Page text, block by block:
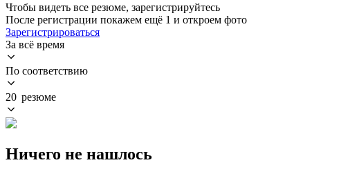
Чтобы видеть все резюме, зарегистрируйтесь
После регистрации покажем ещё 1 и откроем фото
Зарегистрироваться
За всё время
По соответствию
20 резюме
Ничего не нашлось